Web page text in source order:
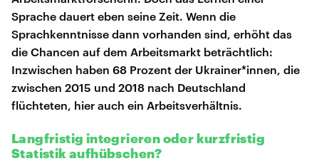
Sprache dauert eben seine Zeit. Wenn die
Sprachkenntnisse dann vorhanden sind, erhöht das
die Chancen auf dem Arbeitsmarkt beträchtlich:
Inzwischen haben 68 Prozent der Ukrainer*innen, die
zwischen 2015 und 2018 nach Deutschland
flüchteten, hier auch ein Arbeitsverhältnis.
Langfristig integrieren oder kurzfristig
Statistik aufhübschen?